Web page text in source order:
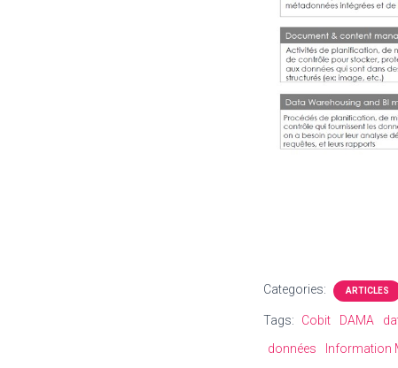
Categories: ARTICLES
Tags: Cobit DAMA
données
Information